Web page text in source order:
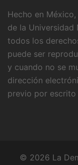
Hecho en
de la Universidad
todos los
puede ser
y cuando no se
dirección
previo por
© 2026 La